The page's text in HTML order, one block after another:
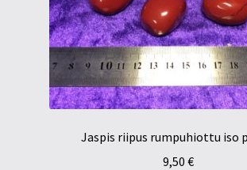
Jaspis riipus rumpuhiottu iso
9,50 €